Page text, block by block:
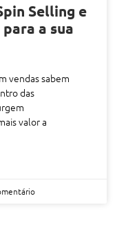
Selling e
a sua
vendas sabem
das
valor a